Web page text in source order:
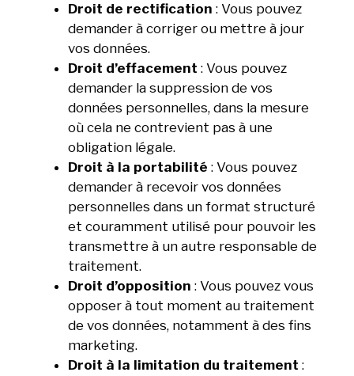
Droit de rectification : Vous pouvez
demander à corriger ou mettre à jour
vos données.
Droit d’effacement : Vous pouvez
demander la suppression de vos
données personnelles, dans la mesure
où cela ne contrevient pas à une
obligation légale.
Droit à la portabilité : Vous pouvez
demander à recevoir vos données
personnelles dans un format structuré
et couramment utilisé pour pouvoir les
transmettre à un autre responsable de
traitement.
Droit d’opposition : Vous pouvez vous
opposer à tout moment au traitement
de vos données, notamment à des fins
marketing.
Droit à la limitation du traitement :